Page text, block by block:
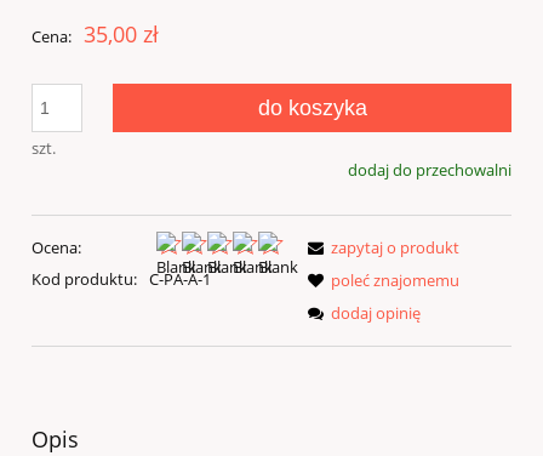
Cena: 35,00 zł
szt.
do koszyka
dodaj do przechowalni
Ocena:
Kod produktu: C-PA-A-1
zapytaj o produkt
poleć znajomemu
dodaj opinię
Opis